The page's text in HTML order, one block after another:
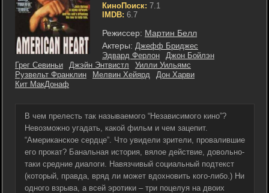
КиноПоиск: 7.1
IMDB: 6.7
Режиссер: Мартин Белл
Актеры: Джефф Бриджес
Эдвард Ферлон
Джон Бойлэн
Грег Севиньи
Джэйн Энтвистл
Уилли Уильямс
Рузвельт Франклин
Мелвин Хейярд
Дон Харви
Кит МакДонаф
В чем прелесть так называемого “Независимого кино”?
Невозможно угадать, какой фильм и чем зацепит.
“Американское сердце”. Что увидели зрители, провалившие
его прокат? Банальная история, вялое действие, довольно-
таки средние диалоги. Навязчивый социальный подтекст
(который, правда, вряд ли может вдохновить кого-либо.) Ни
одного взрыва, а всей эротики – три поцелуя на двоих